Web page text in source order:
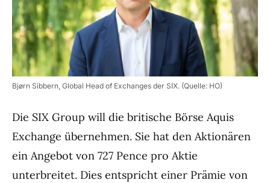
Bjørn Sibbern, Global Head of Exchanges der SIX. (Quelle: HO)
Die SIX Group will die britische Börse Aquis
Exchange übernehmen. Sie hat den Aktionären
ein Angebot von 727 Pence pro Aktie
unterbreitet. Dies entspricht einer Prämie von